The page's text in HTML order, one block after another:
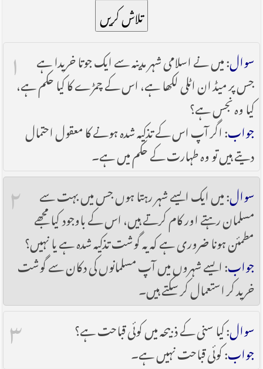
تلاش کریں
۱ سوال: میں نے اسلامی شہر مدینہ سے ایک جوتا خریدا ہے
جس پر میڈ ان اٹلی لکھا ہے، اس کے چمڑے کا کیا حکم ہے،
کیا وہ نجس ہے؟
جواب: اگر آپ اس کے تذکیہ شدہ ہونے کا معقول احتمال
دیتے ہیں تو وہ طہارت کے حکم میں ہے۔
۲ سوال: میں ایک ایسے شہر رہتا ہوں جس میں بہت سے
مسلمان رہتے اور کام کرتے ہیں، اس کے باوجود کیا مجھے
مطمئن ہونا ضروری ہے کہ یہ گوشت تذکیہ شدہ ہے یا نہیں؟
جواب: ایسے شہروں میں آپ مسلمانوں کی دکان سے گوشت
خرید کر استعمال کر سکتے ہیں۔
۳ سوال: کیا سنی کے ذبیحہ میں کوئی قباحت ہے؟
جواب: کوئی قباحت نہیں ہے۔